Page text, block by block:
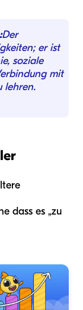
Der
er ist
soziale
mit
lehren.
dass es „zu